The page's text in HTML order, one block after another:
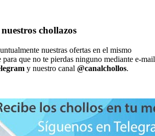
chollazos
nuestras ofertas en el mismo
que no te pierdas ninguno mediante e-mail
y nuestro canal @canalchollos.